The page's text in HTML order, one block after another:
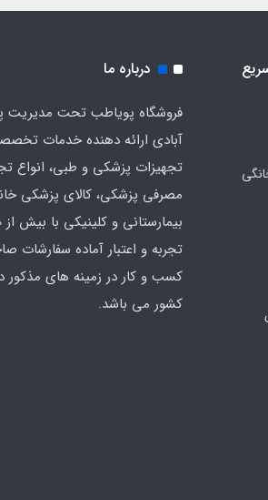
درباره ما
فروشگاه پویاطب تحت مدیریت
آبادی ارائه دهنده خدمات
تجهیزات پزشکی و طبی، انواع
مصرفی پزشکی، کالای پزشکی
تجربه و اعتبار آماده سفارشات
کسب و کار در زمینه های مذکور
کشور می باشد.